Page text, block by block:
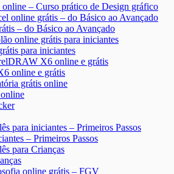
– Curso prático de Design gráfico
– do Básico ao Avançado
para iniciantes
online e grátis
– Primeiros Passos